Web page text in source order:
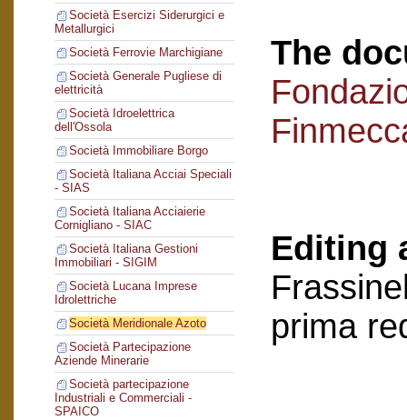
Società Esercizi Siderurgici e
Metallurgici
Società Ferrovie Marchigiane
Società Generale Pugliese di
elettricità
Società Idroelettrica
dell'Ossola
Società Immobiliare Borgo
Società Italiana Acciai Speciali
- SIAS
Società Italiana Acciaierie
Cornigliano - SIAC
Società Italiana Gestioni
Immobiliari - SIGIM
Società Lucana Imprese
Idrolettriche
Società Meridionale Azoto
Società Partecipazione
Aziende Minerarie
Società partecipazione
Industriali e Commerciali -
SPAICO
The
Editing
prima